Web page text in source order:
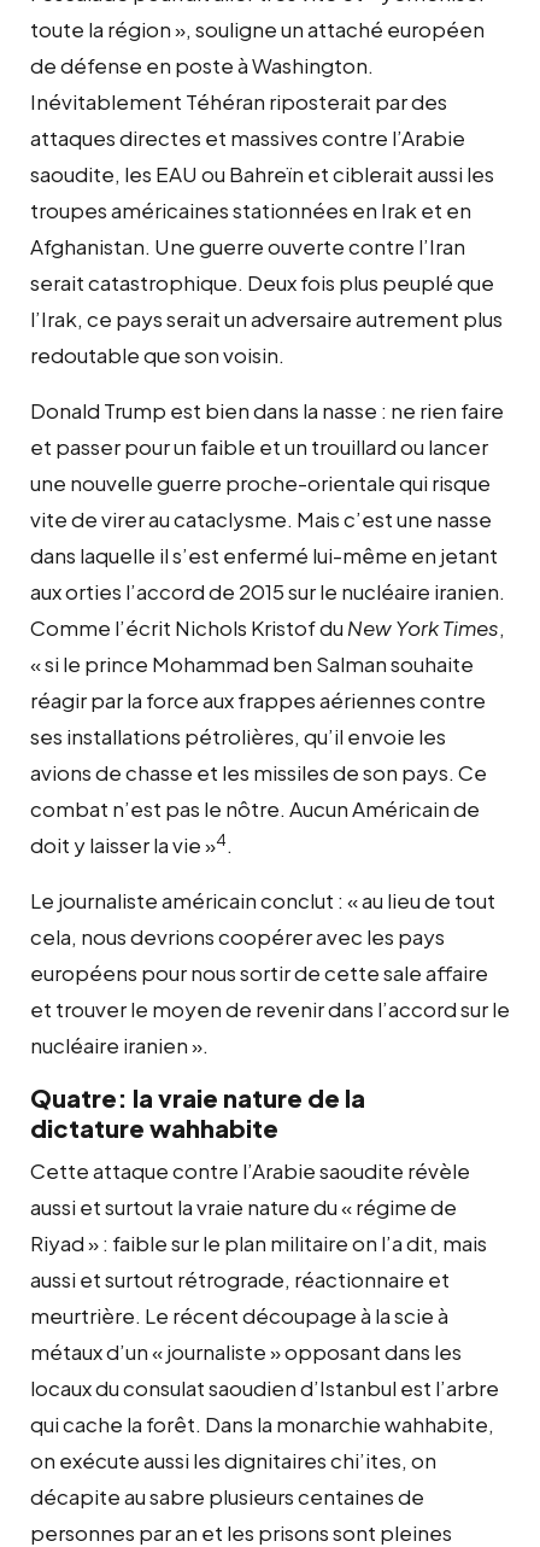
toute la région », souligne un attaché européen
de défense en poste à Washington.
Inévitablement Téhéran riposterait par des
attaques directes et massives contre l’Arabie
saoudite, les EAU ou Bahreïn et ciblerait aussi les
troupes américaines stationnées en Irak et en
Afghanistan. Une guerre ouverte contre l’Iran
serait catastrophique. Deux fois plus peuplé que
l’Irak, ce pays serait un adversaire autrement plus
redoutable que son voisin.
Donald Trump est bien dans la nasse : ne rien faire
et passer pour un faible et un trouillard ou lancer
une nouvelle guerre proche-orientale qui risque
vite de virer au cataclysme. Mais c’est une nasse
dans laquelle il s’est enfermé lui-même en jetant
aux orties l’accord de 2015 sur le nucléaire iranien.
Comme l’écrit Nichols Kristof du New York Times,
« si le prince Mohammad ben Salman souhaite
réagir par la force aux frappes aériennes contre
ses installations pétrolières, qu’il envoie les
avions de chasse et les missiles de son pays. Ce
combat n’est pas le nôtre. Aucun Américain de
doit y laisser la vie »4.
Le journaliste américain conclut : « au lieu de tout
cela, nous devrions coopérer avec les pays
européens pour nous sortir de cette sale affaire
et trouver le moyen de revenir dans l’accord sur le
nucléaire iranien ».
Quatre: la vraie nature de la
dictature wahhabite
Cette attaque contre l’Arabie saoudite révèle
aussi et surtout la vraie nature du « régime de
Riyad » : faible sur le plan militaire on l’a dit, mais
aussi et surtout rétrograde, réactionnaire et
meurtrière. Le récent découpage à la scie à
métaux d’un « journaliste » opposant dans les
locaux du consulat saoudien d’Istanbul est l’arbre
qui cache la forêt. Dans la monarchie wahhabite,
on exécute aussi les dignitaires chi’ites, on
décapite au sabre plusieurs centaines de
personnes par an et les prisons sont pleines